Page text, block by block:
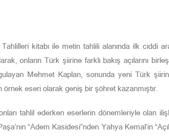
kitabı ile metin tahlili alanında ilk ciddi
onların Türk şiirine farklı bakış açılarını
Mehmet Kaplan, sonunda yeni Türk
eseri olarak geniş bir şöhret kazanmıştır.
tahlil ederken eserlerin dönemleriyle olan
“Adem Kasidesi”nden Yahya Kemal’in